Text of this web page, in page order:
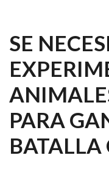
SE
PARA